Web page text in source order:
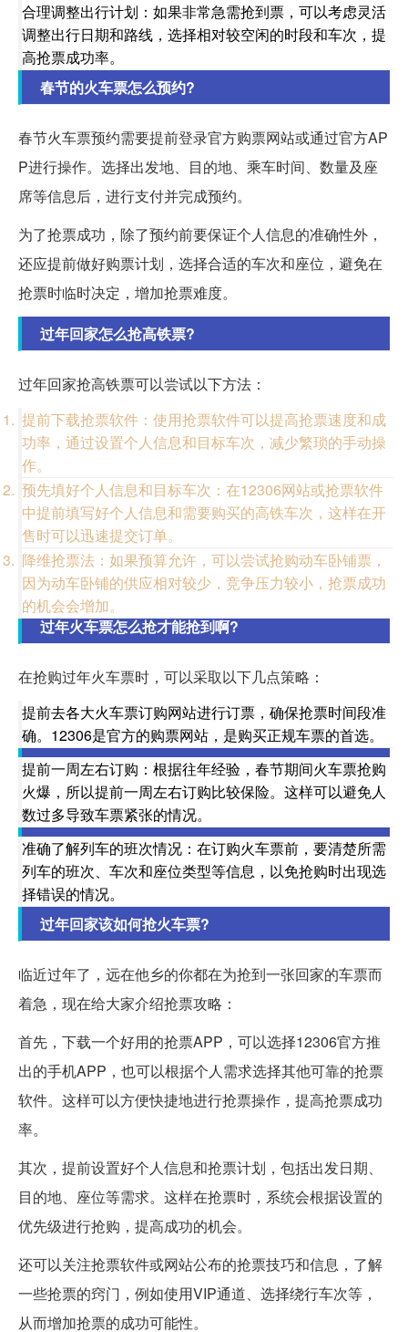
合理调整出行计划：如果非常急需抢到票，可以考虑灵活
调整出行日期和路线，选择相对较空闲的时段和车次，提
高抢票成功率。
春节的火车票怎么预约?
春节火车票预约需要提前登录官方购票网站或通过官方AP
P进行操作。选择出发地、目的地、乘车时间、数量及座
席等信息后，进行支付并完成预约。
为了抢票成功，除了预约前要保证个人信息的准确性外，
还应提前做好购票计划，选择合适的车次和座位，避免在
抢票时临时决定，增加抢票难度。
过年回家怎么抢高铁票?
过年回家抢高铁票可以尝试以下方法：
提前下载抢票软件：使用抢票软件可以提高抢票速度和成
功率，通过设置个人信息和目标车次，减少繁琐的手动操
作。
预先填好个人信息和目标车次：在12306网站或抢票软件
中提前填写好个人信息和需要购买的高铁车次，这样在开
售时可以迅速提交订单。
降维抢票法：如果预算允许，可以尝试抢购动车卧铺票，
因为动车卧铺的供应相对较少，竞争压力较小，抢票成功
的机会会增加。
过年火车票怎么抢才能抢到啊?
在抢购过年火车票时，可以采取以下几点策略：
提前去各大火车票订购网站进行订票，确保抢票时间段准
确。12306是官方的购票网站，是购买正规车票的首选。
提前一周左右订购：根据往年经验，春节期间火车票抢购
火爆，所以提前一周左右订购比较保险。这样可以避免人
数过多导致车票紧张的情况。
准确了解列车的班次情况：在订购火车票前，要清楚所需
列车的班次、车次和座位类型等信息，以免抢购时出现选
择错误的情况。
过年回家该如何抢火车票?
临近过年了，远在他乡的你都在为抢到一张回家的车票而
着急，现在给大家介绍抢票攻略：
首先，下载一个好用的抢票APP，可以选择12306官方推
出的手机APP，也可以根据个人需求选择其他可靠的抢票
软件。这样可以方便快捷地进行抢票操作，提高抢票成功
率。
其次，提前设置好个人信息和抢票计划，包括出发日期、
目的地、座位等需求。这样在抢票时，系统会根据设置的
优先级进行抢购，提高成功的机会。
还可以关注抢票软件或网站公布的抢票技巧和信息，了解
一些抢票的窍门，例如使用VIP通道、选择绕行车次等，
从而增加抢票的成功可能性。